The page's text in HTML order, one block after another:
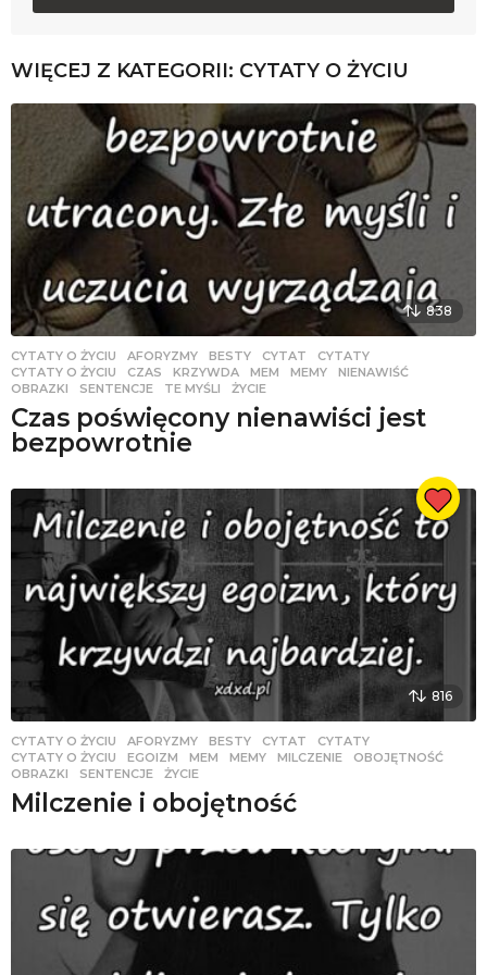
WIĘCEJ Z KATEGORII: CYTATY O ŻYCIU
838
CYTATY O ŻYCIU AFORYZMY ,BESTY ,CYTAT ,CYTATY
CYTATY O ŻYCIU
,CZAS ,KRZYWDA ,MEM ,MEMY ,NIENAWIŚĆ
OBRAZKI
,SENTENCJE ,TE MYŚLI ,ŻYCIE
Czas poświęcony nienawiści jest
bezpowrotnie
816
CYTATY O ŻYCIU AFORYZMY ,BESTY ,CYTAT ,CYTATY
CYTATY O ŻYCIU
,EGOIZM ,MEM ,MEMY ,MILCZENIE ,OBOJĘTNOŚĆ
OBRAZKI
,SENTENCJE ,ŻYCIE
Milczenie i obojętność